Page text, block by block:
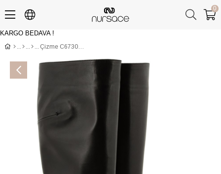
KARGO BEDAVA !
0
Çizme C67303 NAPPA Siyah